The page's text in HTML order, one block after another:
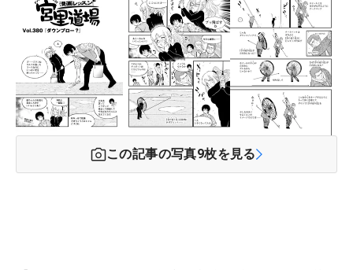
この記事の写真9枚を見る